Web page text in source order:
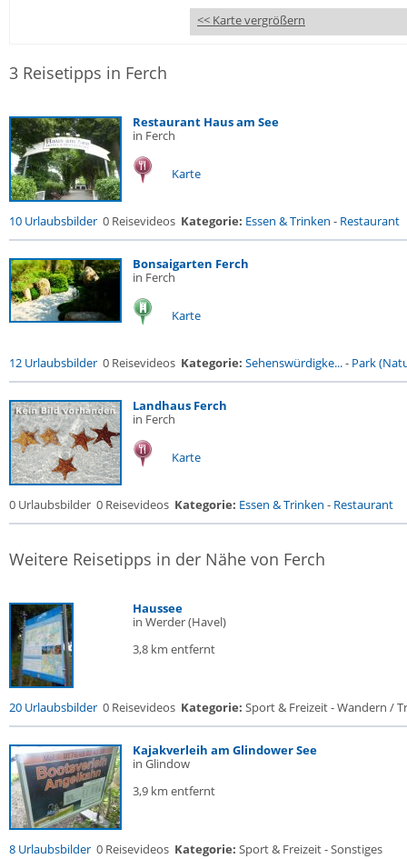
<< Karte vergrößern
3 Reisetipps in Ferch
Restaurant Haus am See
in Ferch
Karte
10 Urlaubsbilder 0 Reisevideos Kategorie: Essen & Trinken - Restaurant
Bonsaigarten Ferch
in Ferch
Karte
12 Urlaubsbilder 0 Reisevideos Kategorie: Sehenswürdigke...- Park
Landhaus Ferch
in Ferch
Karte
0 Urlaubsbilder 0 Reisevideos Kategorie: Essen & Trinken - Restaurant
Weitere Reisetipps in der Nähe von Ferch
Haussee
in Werder (Havel)
3,8 km entfernt
20 Urlaubsbilder 0 Reisevideos Kategorie: Sport & Freizeit - Wandern /
Kajakverleih am Glindower See
in Glindow
3,9 km entfernt
8 Urlaubsbilder 0 Reisevideos Kategorie: Sport & Freizeit - Sonstiges